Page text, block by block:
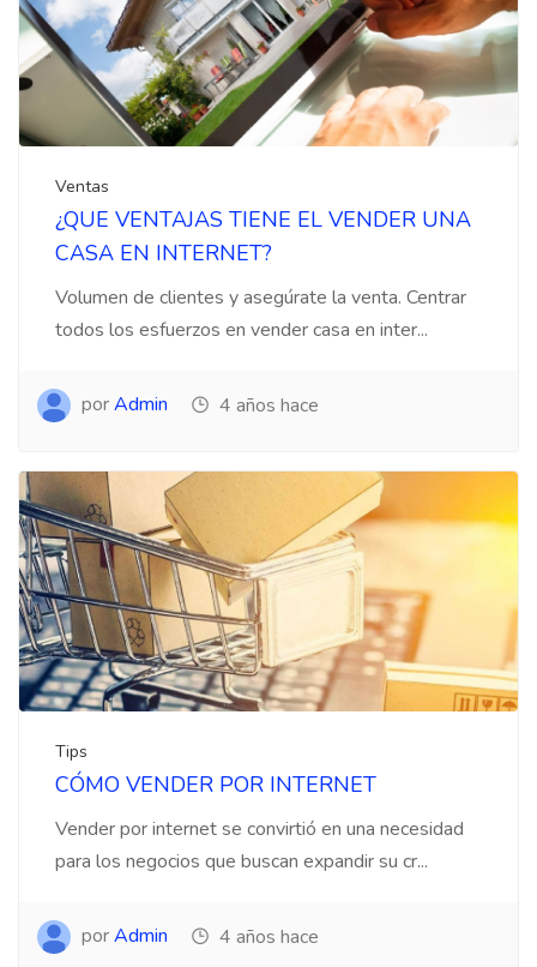
Ventas
¿QUE VENTAJAS TIENE EL VENDER UNA
CASA EN INTERNET?
Volumen de clientes y asegúrate la venta. Centrar
todos los esfuerzos en vender casa en inter...
porAdmin 4 años hace
Tips
CÓMO VENDER POR INTERNET
Vender por internet se convirtió en una necesidad
para los negocios que buscan expandir su cr...
porAdmin 4 años hace